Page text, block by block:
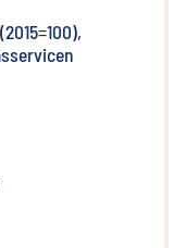
länk